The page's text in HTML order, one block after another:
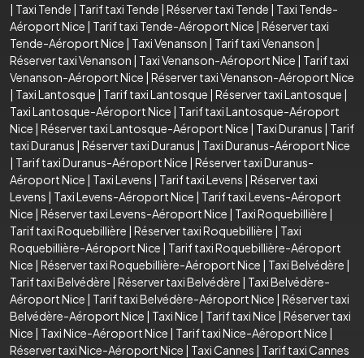
| Taxi Tende | Tarif taxi Tende | Réserver taxi Tende | Taxi Tende-
Aéroport Nice | Tarif taxi Tende-Aéroport Nice | Réserver taxi
Tende-Aéroport Nice | Taxi Venanson | Tarif taxi Venanson |
Réserver taxi Venanson | Taxi Venanson-Aéroport Nice | Tarif taxi
Venanson-Aéroport Nice | Réserver taxi Venanson-Aéroport Nice
| Taxi Lantosque | Tarif taxi Lantosque | Réserver taxi Lantosque |
Taxi Lantosque-Aéroport Nice | Tarif taxi Lantosque-Aéroport
Nice | Réserver taxi Lantosque-Aéroport Nice | Taxi Duranus | Tarif
taxi Duranus | Réserver taxi Duranus | Taxi Duranus-Aéroport Nice
| Tarif taxi Duranus-Aéroport Nice | Réserver taxi Duranus-
Aéroport Nice | Taxi Levens | Tarif taxi Levens | Réserver taxi
Levens | Taxi Levens-Aéroport Nice | Tarif taxi Levens-Aéroport
Nice | Réserver taxi Levens-Aéroport Nice | Taxi Roquebillière |
Tarif taxi Roquebillière | Réserver taxi Roquebillière | Taxi
Roquebillière-Aéroport Nice | Tarif taxi Roquebillière-Aéroport
Nice | Réserver taxi Roquebillière-Aéroport Nice | Taxi Belvédère |
Tarif taxi Belvédère | Réserver taxi Belvédère | Taxi Belvédère-
Aéroport Nice | Tarif taxi Belvédère-Aéroport Nice | Réserver taxi
Belvédère-Aéroport Nice | Taxi Nice | Tarif taxi Nice | Réserver taxi
Nice | Taxi Nice-Aéroport Nice | Tarif taxi Nice-Aéroport Nice |
Réserver taxi Nice-Aéroport Nice | Taxi Cannes | Tarif taxi Cannes